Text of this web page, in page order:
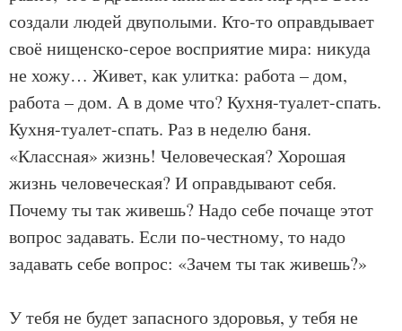
создали людей двуполыми. Кто-то оправдывает
своё нищенско-серое восприятие мира: никуда
не хожу… Живет, как улитка: работа – дом,
работа – дом. А в доме что? Кухня-туалет-спать.
Кухня-туалет-спать. Раз в неделю баня.
«Классная» жизнь! Человеческая? Хорошая
жизнь человеческая? И оправдывают себя.
Почему ты так живешь? Надо себе почаще этот
вопрос задавать. Если по-честному, то надо
задавать себе вопрос: «Зачем ты так живешь?»
У тебя не будет запасного здоровья, у тебя не